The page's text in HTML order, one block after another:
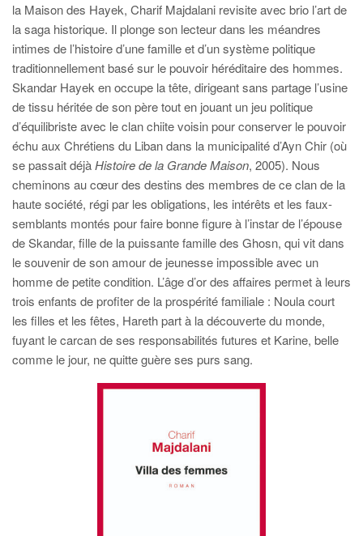
la Maison des Hayek, Charif Majdalani revisite avec brio l’art de
la saga historique. Il plonge son lecteur dans les méandres
intimes de l’histoire d’une famille et d’un système politique
traditionnellement basé sur le pouvoir héréditaire des hommes.
Skandar Hayek en occupe la tête, dirigeant sans partage l’usine
de tissu héritée de son père tout en jouant un jeu politique
d’équilibriste avec le clan chiite voisin pour conserver le pouvoir
échu aux Chrétiens du Liban dans la municipalité d’Ayn Chir (où
se passait déjàHistoire de la Grande Maison, 2005). Nous
cheminons au cœur des destins des membres de ce clan de la
haute société, régi par les obligations, les intérêts et les faux-
semblants montés pour faire bonne figure à l’instar de l’épouse
de Skandar, fille de la puissante famille des Ghosn, qui vit dans
le souvenir de son amour de jeunesse impossible avec un
homme de petite condition. L’âge d’or des affaires permet à leurs
trois enfants de profiter de la prospérité familiale : Noula court
les filles et les fêtes, Hareth part à la découverte du monde,
fuyant le carcan de ses responsabilités futures et Karine, belle
comme le jour, ne quitte guère ses purs sang.